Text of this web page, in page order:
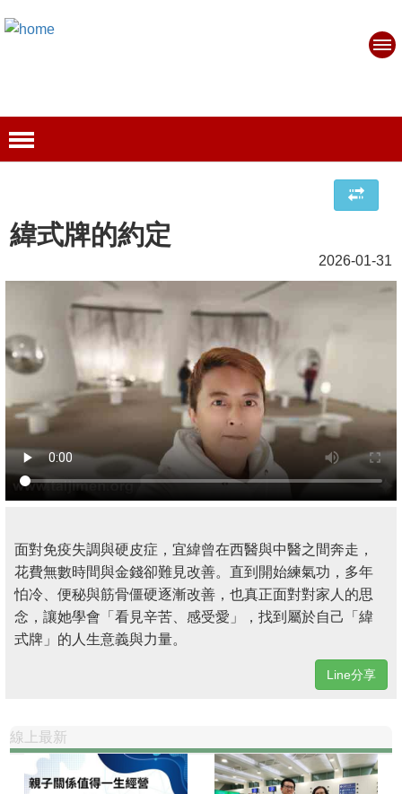
緯式牌的約定
2026-01-31
面對免疫失調與硬皮症，宜緯曾在西醫與中醫之間奔走，
花費無數時間與金錢卻難見改善。直到開始練氣功，多年
怕冷、便秘與筋骨僵硬逐漸改善，也真正面對對家人的思
念，讓她學會「看見辛苦、感受愛」，找到屬於自己「緯
式牌」的人生意義與力量。
Line分享
線上最新